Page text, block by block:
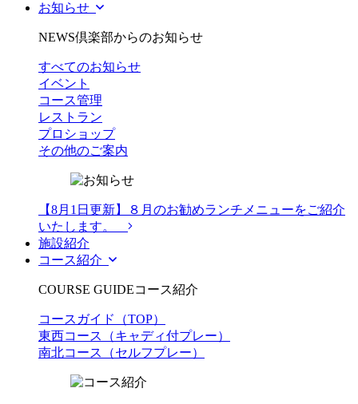
お知らせ
NEWS倶楽部からのお知らせ
すべてのお知らせ
イベント
コース管理
レストラン
プロショップ
その他のご案内
【8月1日更新】８月のお勧めランチメニューをご紹介
いたします。
施設紹介
コース紹介
COURSE GUIDEコース紹介
コースガイド（TOP）
東西コース（キャディ付プレー）
南北コース（セルフプレー）